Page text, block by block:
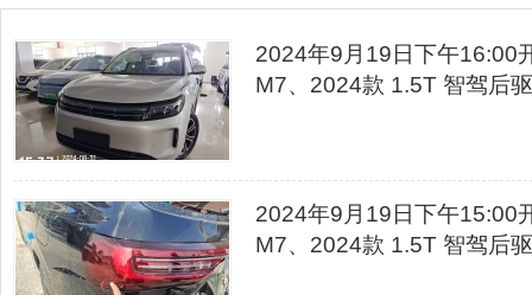
2024年9月19日下午16:00
M7、2024款 1.5T 智驾后
2024年9月19日下午15:00
M7、2024款 1.5T 智驾后